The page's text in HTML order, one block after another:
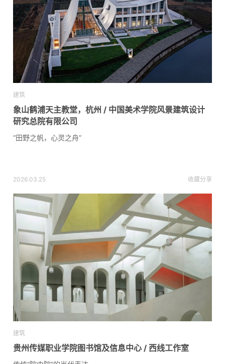
建筑
象山鹤浦天主教堂，杭州 / 中国美术学院风景建筑设计
研究总院有限公司
“田野之帆，心灵之舟”
2026.03.25 收藏分享
建筑
贵州传媒职业学院图书馆及信息中心 / 西线工作室